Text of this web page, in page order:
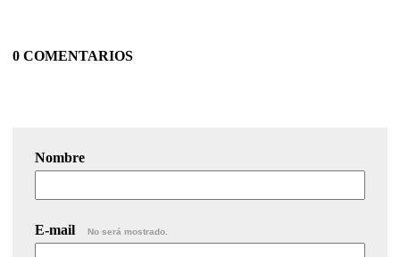
0 COMENTARIOS
Nombre
E-mail No será mostrado.